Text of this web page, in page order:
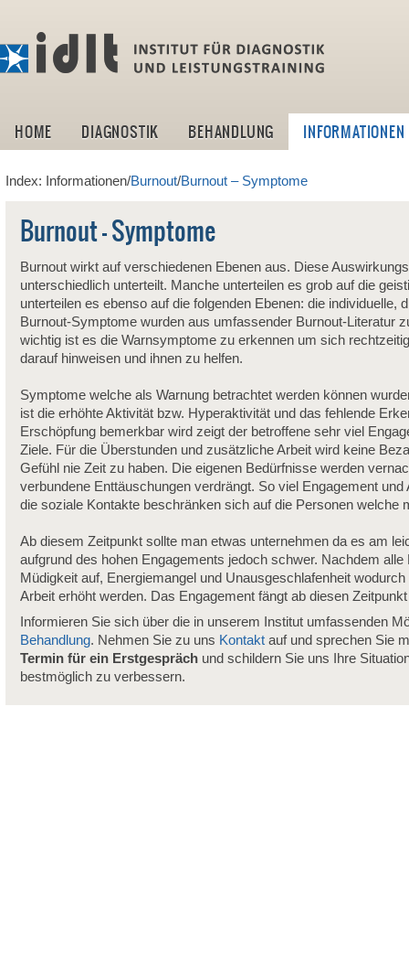
HOME DIAGNOSTIK BEHANDLUNG INFORMATIONEN
Index: Informationen/Burnout/Burnout – Symptome
Burnout – Symptome
Burnout wirkt auf verschiedenen Ebenen aus. Diese
unterschiedlich unterteilt. Manche unterteilen es grob auf die
unterteilen es ebenso auf die folgenden Ebenen: die individuelle,
Burnout-Symptome wurden aus umfassender Burnout-Literatur
wichtig ist es die Warnsymptome zu erkennen um sich
darauf hinweisen und ihnen zu helfen.
Symptome welche als Warnung betrachtet werden können
ist die erhöhte Aktivität bzw. Hyperaktivität und das fehlende
Erschöpfung bemerkbar wird zeigt der betroffene sehr viel
Ziele. Für die Überstunden und zusätzliche Arbeit wird keine
Gefühl nie Zeit zu haben. Die eigenen Bedürfnisse werden
verbundene Enttäuschungen verdrängt. So viel Engagement
die soziale Kontakte beschränken sich auf die Personen welche
Ab diesem Zeitpunkt sollte man etwas unternehmen da es am
aufgrund des hohen Engagements jedoch schwer. Nachdem
Müdigkeit auf, Energiemangel und Unausgeschlafenheit
Arbeit erhöht werden. Das Engagement fängt ab diesen
Informieren Sie sich über die in unserem Institut umfassenden
Behandlung. Nehmen Sie zu uns Kontaktauf und sprechen Sie
Termin für ein Erstgesprächund schildern Sie uns Ihre
bestmöglich zu verbessern.